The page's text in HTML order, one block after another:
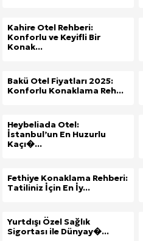
Kahire Otel Rehberi:
Konforlu ve Keyifli Bir
Konak...
Bakü Otel Fiyatları 2025:
Konforlu Konaklama Reh...
Heybeliada Otel:
İstanbul’un En Huzurlu
Kaçı�...
Fethiye Konaklama Rehberi:
Tatiliniz İçin En İy...
Yurtdışı Özel Sağlık
Sigortası ile Dünyay�...